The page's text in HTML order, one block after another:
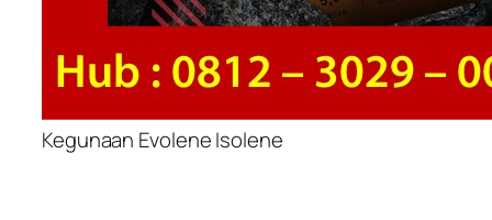
Kegunaan Evolene Isolene